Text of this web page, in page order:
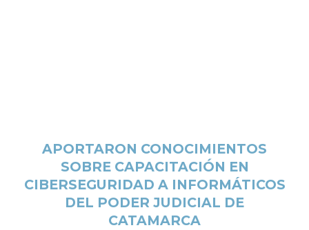
APORTARON CONOCIMIENTOS
SOBRE CAPACITACIÓN EN
CIBERSEGURIDAD A INFORMÁTICOS
DEL PODER JUDICIAL DE
CATAMARCA